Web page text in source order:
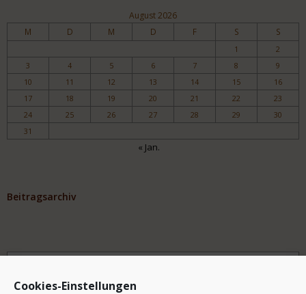
Cookies-Einstellungen
August 2026
M D M D F S S
1
2
3
4 5 6 7 8
9
10
11 12 13 14 15
16
17
18 19 20 21 22
23
24
25 26 27 28 29
30
31
« Jan.
Beitragsarchiv
Archiv